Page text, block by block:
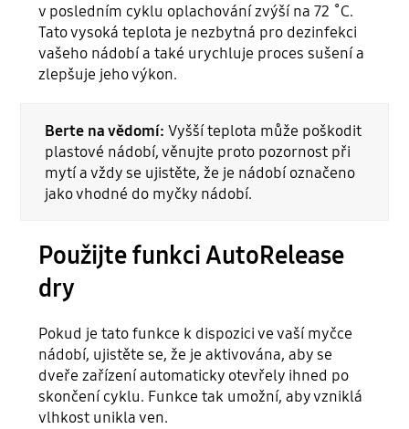
v posledním cyklu oplachování zvýší na 72 ˚C.
Tato vysoká teplota je nezbytná pro dezinfekci
vašeho nádobí a také urychluje proces sušení a
zlepšuje jeho výkon.
Berte na vědomí: Vyšší teplota může poškodit
plastové nádobí, věnujte proto pozornost při
mytí a vždy se ujistěte, že je nádobí označeno
jako vhodné do myčky nádobí.
Použijte funkci AutoRelease
dry
Pokud je tato funkce k dispozici ve vaší myčce
nádobí, ujistěte se, že je aktivována, aby se
dveře zařízení automaticky otevřely ihned po
skončení cyklu. Funkce tak umožní, aby vzniklá
vlhkost unikla ven.